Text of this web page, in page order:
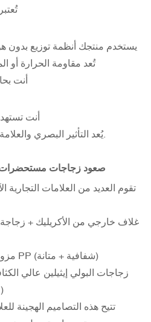
يستخدم منتجك أنظمة توزيع بدون
تُعد مقاومة الحرارة أو
أنت
أنت
يُعد التأثير البصري والعلامة التجارية من أهم الأولويات.
صعود زجاجات مستحضرات
تقوم العديد من العلامات التجارية
غلاف خارجي من الأكريليك + زجاجة
زجاجات PET مزودة بمضخات PP (شفافية + متانة)
زجاجات البولي إيثيلين عالي
تتيح هذه التصاميم الهجينة